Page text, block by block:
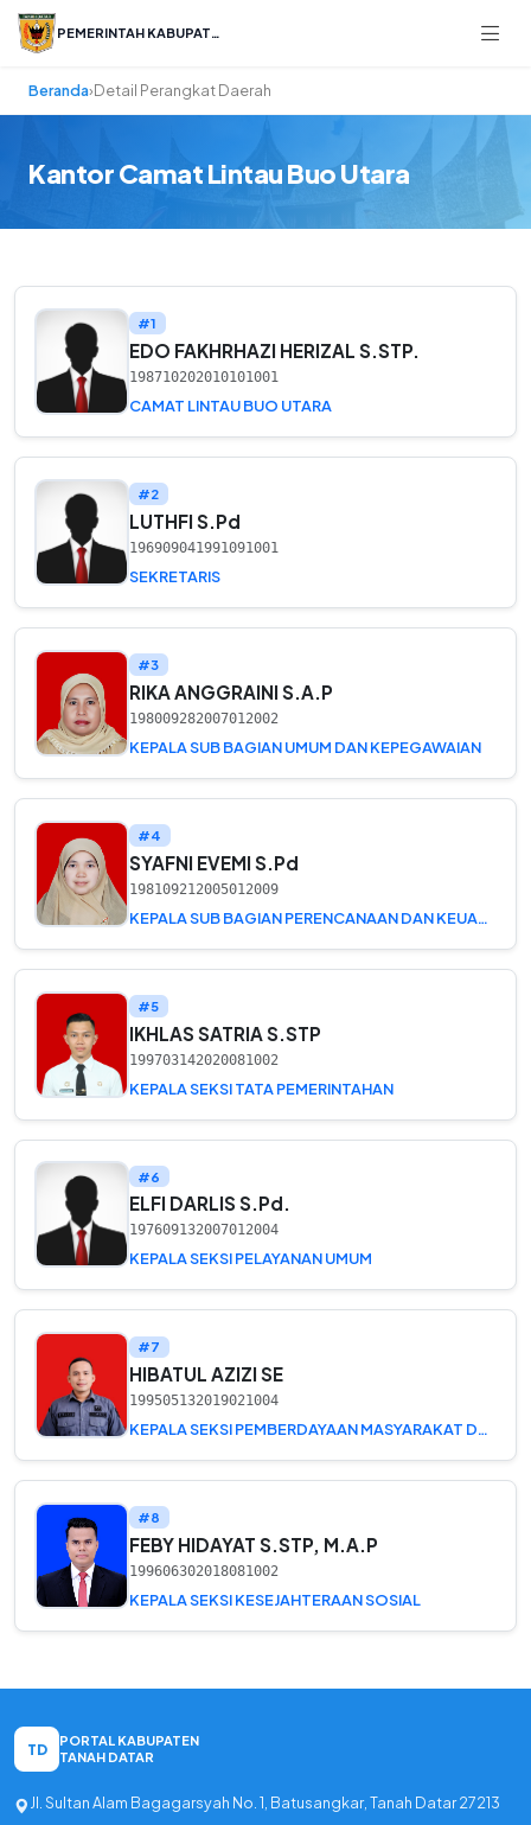
PEMERINTAH KABUPATEN
Beranda›Detail Perangkat Daerah
Kantor Camat Lintau Buo Utara
#1
EDO FAKHRHAZI HERIZAL S.STP.
198710202010101001
CAMAT LINTAU BUO UTARA
#2
LUTHFI S.Pd
196909041991091001
SEKRETARIS
#3
RIKA ANGGRAINI S.A.P
198009282007012002
KEPALA SUB BAGIAN UMUM DAN KEPEGAWAIAN
#4
SYAFNI EVEMI S.Pd
198109212005012009
KEPALA SUB BAGIAN PERENCANAAN DAN KEUANGAN
#5
IKHLAS SATRIA S.STP
199703142020081002
KEPALA SEKSI TATA PEMERINTAHAN
#6
ELFI DARLIS S.Pd.
197609132007012004
KEPALA SEKSI PELAYANAN UMUM
#7
HIBATUL AZIZI SE
199505132019021004
KEPALA SEKSI PEMBERDAYAAN MASYARAKAT DAN DESA
#8
FEBY HIDAYAT S.STP, M.A.P
199606302018081002
KEPALA SEKSI KESEJAHTERAAN SOSIAL
TD
PORTAL KABUPATEN
TANAH DATAR
Jl. Sultan Alam Bagagarsyah No. 1, Batusangkar, Tanah Datar 27213